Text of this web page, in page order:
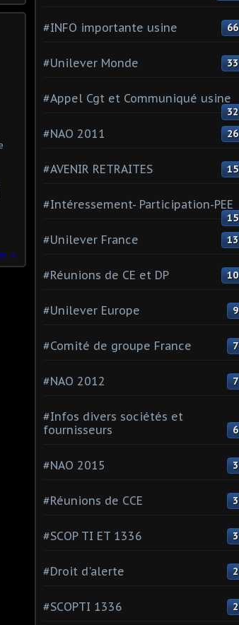
#INFO importante usine 66
#Unilever Monde 33
#Appel Cgt et Communiqué usine
32
#NAO 2011 26
#AVENIR RETRAITES 15
#Intéressement- Participation-PEE
15
#Unilever France 13
#Réunions de CE et DP 10
#Unilever Europe 9
#Comité de groupe France 7
#NAO 2012 7
#Infos divers sociétés et
fournisseurs
6
#NAO 2015 3
#Réunions de CCE 3
#SCOP TI ET 1336 3
#Droit d'alerte 2
#SCOPTI 1336 2